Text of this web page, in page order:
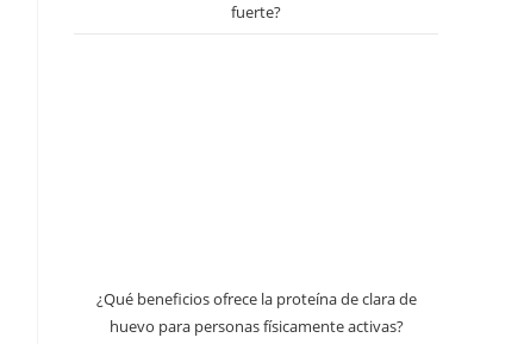
fuerte?
¿Qué beneficios ofrece la proteína de clara de
huevo para personas físicamente activas?